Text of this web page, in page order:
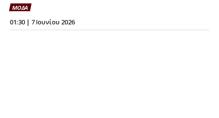
ΜΟΔΑ
01:30 | 7 Ιουνίου 2026